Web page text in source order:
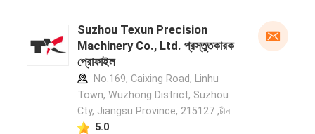
Suzhou Texun Precision
Machinery Co., Ltd. প্রস্তুতকারক
প্রোফাইল
No.169, Caixing Road, Linhu
Town, Wuzhong District, Suzhou
Cty, Jiangsu Province, 215127 ,চীন
5.0